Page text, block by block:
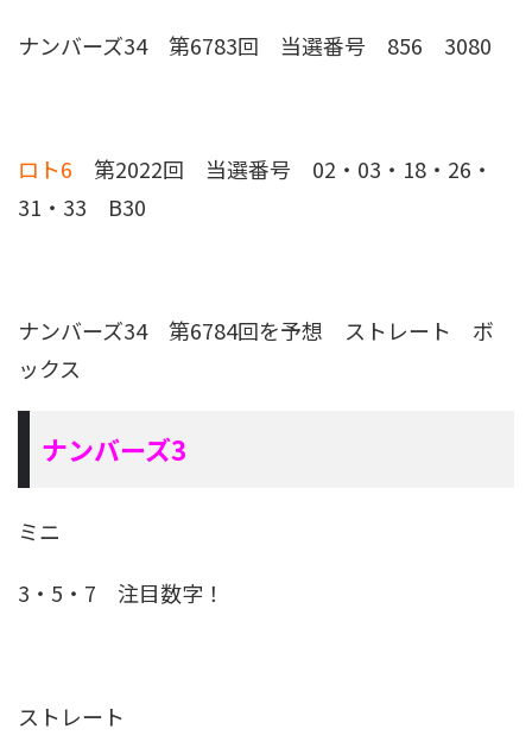
ナンバーズ34 第6783回 当選番号 856 3080
ロト6 第2022回 当選番号 02・03・18・26・
31・33 B30
ナンバーズ34 第6784回を予想
ストレート ボ
ックス
ナンバーズ3
ミニ
3・5・7 注目数字！
ストレート